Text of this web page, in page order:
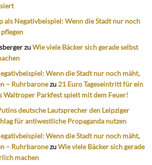
als Negativbeispiel: Wenn die Stadt nur noch
zuWie viele Bäcker sich gerade selbst
Wenn die Stadt nur noch mäht,
– Ruhrbaronezu 21 Euro Tageseintritt für ein
Waltroper Parkfest spielt mit dem Feuer!
deutsche Lautsprecher den Leipziger
für antiwestliche Propaganda nutzen
Wenn die Stadt nur noch mäht,
– RuhrbaronezuWie viele Bäcker sich gerade
machen